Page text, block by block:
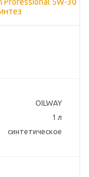
OILWAY
1 л
синтетическое